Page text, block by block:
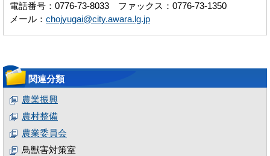
電話番号：0776-73-8033 ファックス：0776-73-1350
メール： chojyugai@city.awara.lg.jp
関連分類
農業振興
農村整備
農業委員会
鳥獣害対策室